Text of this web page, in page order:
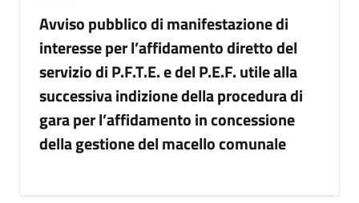
Avviso pubblico di manifestazione di
interesse per l’affidamento diretto del
servizio di P.F.T.E. e del P.E.F. utile alla
successiva indizione della procedura di
gara per l’affidamento in concessione
della gestione del macello comunale